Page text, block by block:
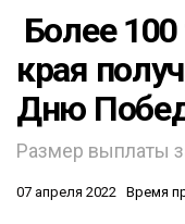
Более
края
Дню
Размер выплаты
07 апреля 2022 Время